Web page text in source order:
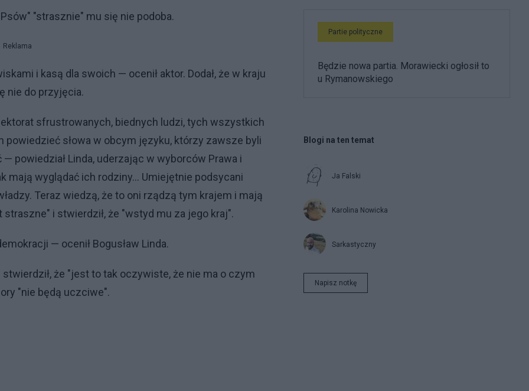
"strasznie" mu się nie podoba.
Reklama
i kasą dla swoich — ocenił aktor. Dodał, że w kraju
nie do przyjęcia.
sfrustrowanych, biednych ludzi, tych wszystkich
słowa w obcym języku, którzy zawsze byli
powiedział Linda, uderzając w wyborców Prawa i
mają wyglądać ich rodziny… Umiejętnie podsycani
Teraz wiedzą, że to oni rządzą tym krajem i mają
i stwierdził, że "wstyd mu za jego kraj".
— ocenił Bogusław Linda.
że "jest to tak oczywiste, że nie ma o czym
"nie będą uczciwe".
Partie polityczne
Będzie nowa partia. Morawiecki ogłosił to
u Rymanowskiego
Blogi na ten temat
Ja Falski
Karolina Nowicka
Sarkastyczny
Napisz notkę